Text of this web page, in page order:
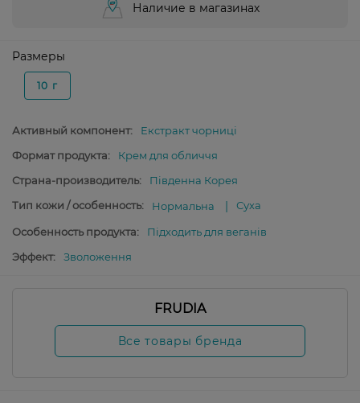
Наличие в магазинах
Размеры
10 г
Активный компонент:
Екстракт чорниці
Формат продукта:
Крем для обличчя
Страна-производитель:
Південна Корея
Тип кожи / особенность:
Нормальна Суха
Особенность продукта:
Підходить для веганів
Эффект:
Зволоження
FRUDIA
Все товары бренда